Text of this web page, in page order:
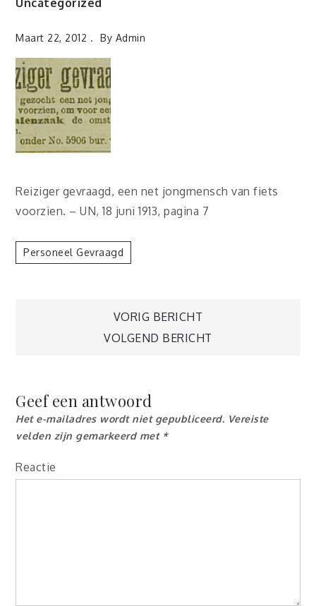
Uncategorized
Maart 22, 2012 By Admin
Reiziger gevraagd, een net jongmensch van fiets
voorzien. – UN, 18 juni 1913, pagina 7
Personeel Gevraagd
Berichtnavigatie
VORIG BERICHT
VOLGEND BERICHT
Geef een antwoord
Het e-mailadres wordt niet gepubliceerd. Vereiste
velden zijn gemarkeerd met *
Reactie